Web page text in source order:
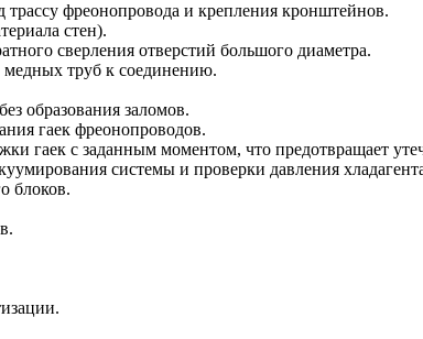
трассу фреонопровода и крепления кронштейнов.
стен).
сверления отверстий большого диаметра.
труб к соединению.
образования заломов.
гаек фреонопроводов.
гаек с заданным моментом, что предотвращает
системы и проверки давления
блоков.